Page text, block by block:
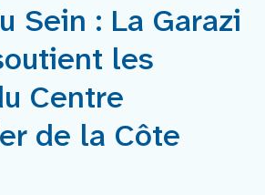
Sein : La Garazi
les
Centre
de la Côte